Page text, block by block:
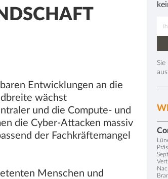
Entwicklungen an die
wächst
und die Compute- und
die Cyber-Attacken massiv
der Fachkräftemangel
Menschen und
Sie